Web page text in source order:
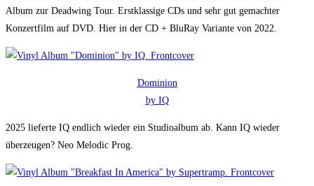
Album zur Deadwing Tour. Erstklassige CDs und sehr gut gemachter
Konzertfilm auf DVD. Hier in der CD + BluRay Variante von 2022.
Dominion
by IQ
2025 lieferte IQ endlich wieder ein Studioalbum ab. Kann IQ wieder
überzeugen? Neo Melodic Prog.